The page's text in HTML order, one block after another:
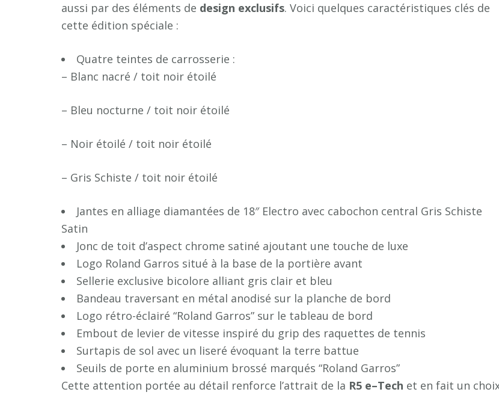
aussi par des éléments de design exclusifs. Voici quelques caractéristiques clés de
cette édition spéciale :
Quatre teintes de carrosserie :
– Blanc nacré / toit noir étoilé
– Bleu nocturne / toit noir étoilé
– Noir étoilé / toit noir étoilé
– Gris Schiste / toit noir étoilé
Jantes en alliage diamantées de 18″ Electro avec cabochon central Gris Schiste
Satin
Jonc de toit d’aspect chrome satiné ajoutant une touche de luxe
Logo Roland Garros situé à la base de la portière avant
Sellerie exclusive bicolore alliant gris clair et bleu
Bandeau traversant en métal anodisé sur la planche de bord
Logo rétro-éclairé “Roland Garros” sur le tableau de bord
Embout de levier de vitesse inspiré du grip des raquettes de tennis
Surtapis de sol avec un liseré évoquant la terre battue
Seuils de porte en aluminium brossé marqués “Roland Garros”
Cette attention portée au détail renforce l’attrait de la R5 e–Tech et en fait un